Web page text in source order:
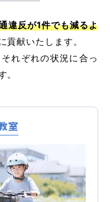
違反が1件でも減るよ
貢献いたします。
れぞれの状況に合っ
。
室